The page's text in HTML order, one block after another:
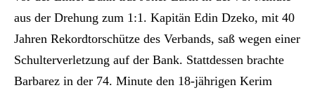
aus der Drehung zum 1:1. Kapitän Edin Dzeko, mit 40
Jahren Rekordtorschütze des Verbands, saß wegen einer
Schulterverletzung auf der Bank. Stattdessen brachte
Barbarez in der 74. Minute den 18-jährigen Kerim